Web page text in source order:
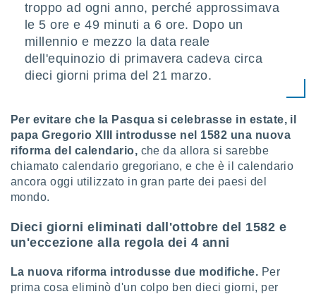
troppo ad ogni anno, perché approssimava
le 5 ore e 49 minuti a 6 ore. Dopo un
millennio e mezzo la data reale
dell'equinozio di primavera cadeva circa
dieci giorni prima del 21 marzo.
Per evitare che la Pasqua si celebrasse in estate, il
papa Gregorio XIII introdusse nel 1582 una nuova
riforma del calendario, che da allora si sarebbe
chiamato calendario gregoriano, e che è il calendario
ancora oggi utilizzato in gran parte dei paesi del
mondo.
Dieci giorni eliminati dall'ottobre del 1582 e
un'eccezione alla regola dei 4 anni
La nuova riforma introdusse due modifiche. Per
prima cosa eliminò d'un colpo ben dieci giorni, per